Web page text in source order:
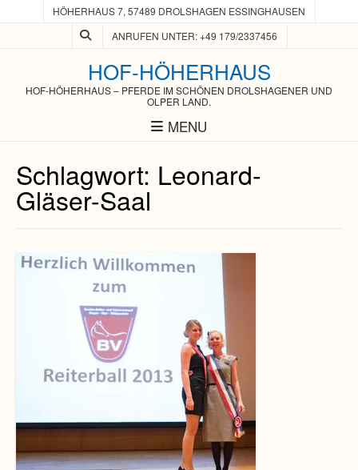
HÖHERHAUS 7, 57489 DROLSHAGEN ESSINGHAUSEN
ANRUFEN UNTER: +49 179/2337456
HOF-HÖHERHAUS
HOF-HÖHERHAUS – PFERDE IM SCHÖNEN DROLSHAGENER UND
OLPER LAND.
MENU
Schlagwort: Leonard-
Gläser-Saal